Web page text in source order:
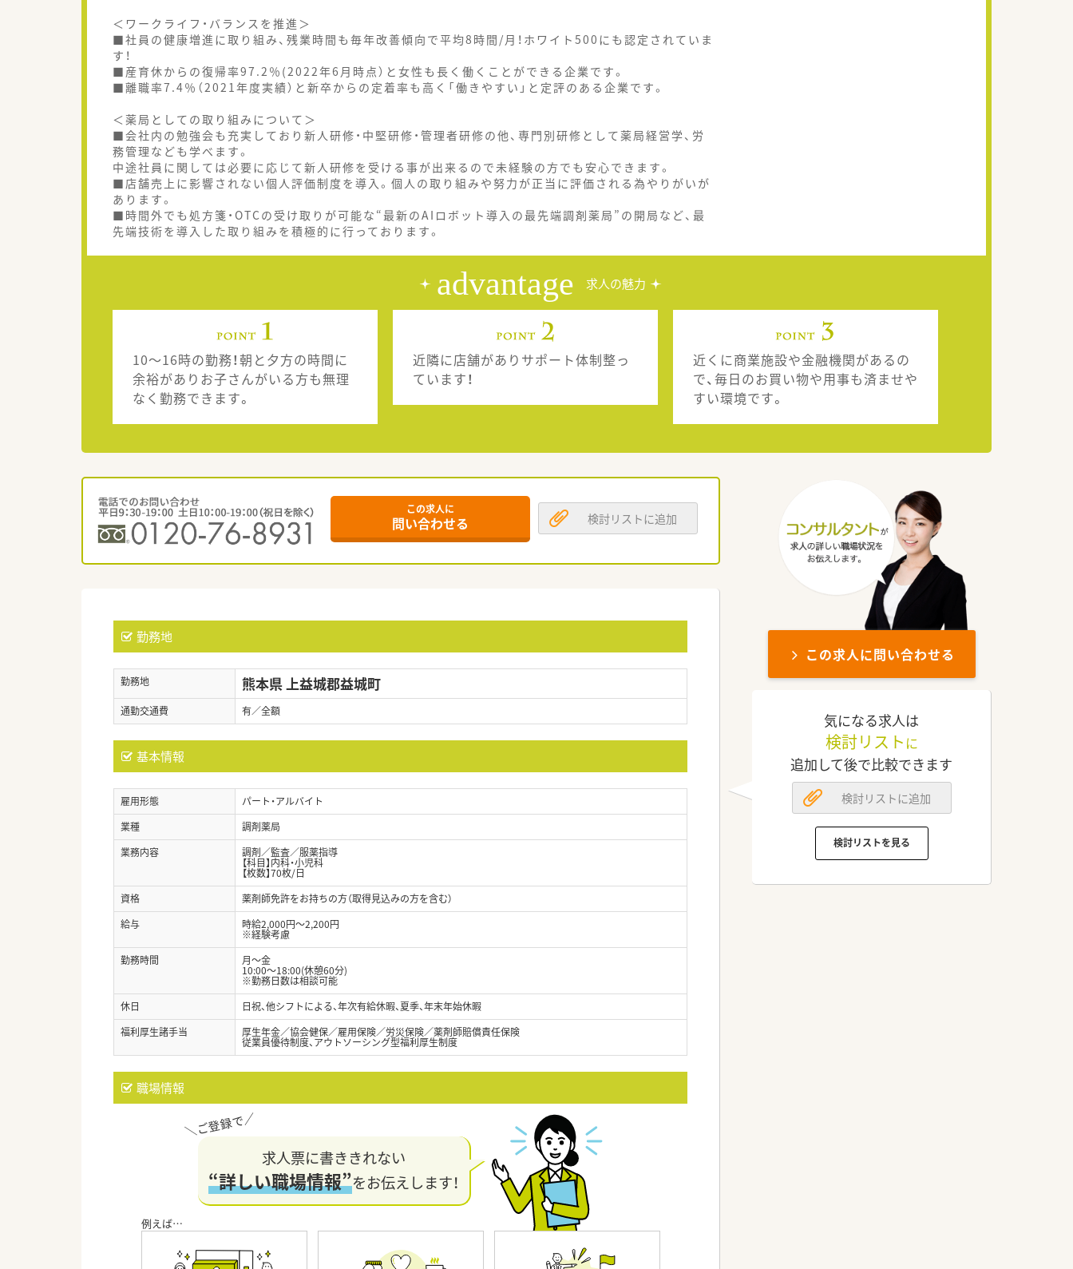
＜ワークライフ・バランスを推進＞
■社員の健康増進に取り組み、残業時間も毎年改善傾向で平均8時間/月！ホワイト500にも認定されていま
す！
■産育休からの復帰率97.2％(2022年6月時点）と女性も長く働くことができる企業です。
■離職率7.4％（2021年度実績）と新卒からの定着率も高く「働きやすい」と定評のある企業です。
＜薬局としての取り組みについて＞
■会社内の勉強会も充実しており新人研修・中堅研修・管理者研修の他、専門別研修として薬局経営学、労
務管理なども学べます。
中途社員に関しては必要に応じて新人研修を受ける事が出来るので未経験の方でも安心できます。
■店舗売上に影響されない個人評価制度を導入。個人の取り組みや努力が正当に評価される為やりがいが
あります。
■時間外でも処方箋・OTCの受け取りが可能な“最新のAIロボット導入の最先端調剤薬局”の開局など、最
先端技術を導入した取り組みを積極的に行っております。
advantage 求人の魅力
10～16時の勤務！朝と夕方の時間に
余裕がありお子さんがいる方も無理
なく勤務できます。
近隣に店舗がありサポート体制整っ
ています！
近くに商業施設や金融機関があるの
で、毎日のお買い物や用事も済ませや
すい環境です。
この求人に
問い合わせる 検討リストに追加
勤務地
勤務地 熊本県 上益城郡益城町
通勤交通費 有／全額
基本情報
雇用形態
パート・アルバイト
業種
調剤薬局
業務内容
調剤／監査／服薬指導
【科目】内科・小児科
【枚数】70枚/日
資格
薬剤師免許をお持ちの方（取得見込みの方を含む）
給与
時給2,000円～2,200円
※経験考慮
勤務時間
月～金
10:00～18:00(休憩60分)
※勤務日数は相談可能
休日
日祝、他シフトによる、年次有給休暇、夏季、年末年始休暇
福利厚生諸手当
厚生年金／協会健保／雇用保険／労災保険／薬剤師賠償責任保険
従業員優待制度、アウトソーシング型福利厚生制度
職場情報
求人票に書ききれない
“詳しい職場情報”をお伝えします！
この求人に問い合わせる
気になる求人は
検討リスト に
追加して後で比較できます
検討リストに追加
検討リストを見る